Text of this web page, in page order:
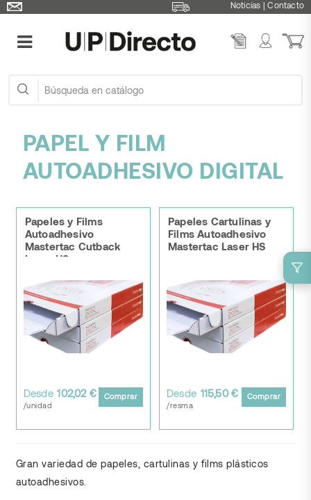
Noticias |Contacto
PAPEL Y FILM
AUTOADHESIVO DIGITAL
Papeles y Films
Autoadhesivo
Mastertac Cutback
Laser HS
Desde 102,02 €
/unidad
Comprar
Papeles Cartulinas y
Films Autoadhesivo
Mastertac Laser HS
Desde 115,50 €
/resma
Comprar
Gran variedad de papeles, cartulinas y films plásticos
autoadhesivos.